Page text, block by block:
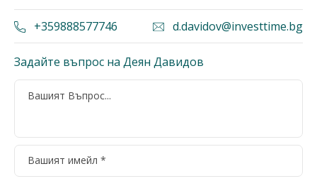
+359888577746 d.davidov@investtime.bg
Задайте въпрос на Деян Давидов